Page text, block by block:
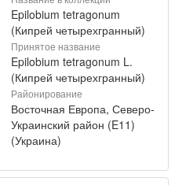
Epilobium tetragonum
(Кипрей четырехгранный)
Принятое название
Epilobium tetragonum L.
(Кипрей четырехгранный)
Районирование
Восточная Европа, Северо-
Украинский район (E11)
(Украина)